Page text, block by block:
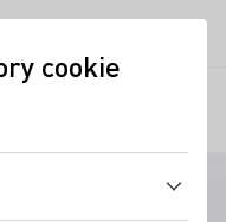
cookie